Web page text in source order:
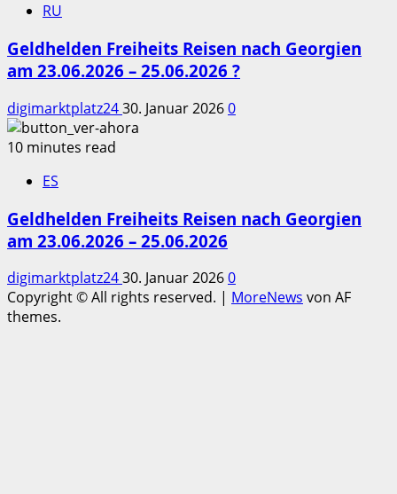
RU
Geldhelden Freiheits Reisen nach Georgien
am 23.06.2026 – 25.06.2026 ?
digimarktplatz2430. Januar 20260
10 minutes read
ES
Geldhelden Freiheits Reisen nach Georgien
am 23.06.2026 – 25.06.2026
digimarktplatz2430. Januar 20260
Copyright © All rights reserved. | MoreNews von AF
themes.